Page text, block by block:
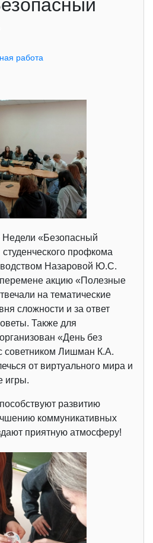
работа
«Безопасный
профкома
Назаровой Ю.С.
акцию «Полезные
на тематические
сложности и за ответ
Также для
«День без
советником Лишман К.А.
от виртуального мира и
игры.
развитию
коммуникативных
приятную атмосферу!